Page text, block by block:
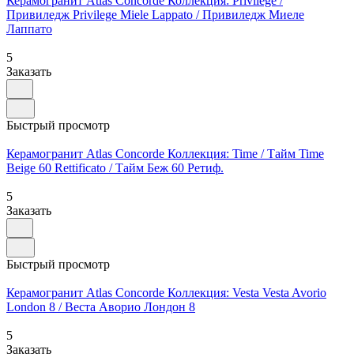
Привиледж Privilege Miele Lappato / Привиледж Миеле
Лаппато
5
Заказать
Быстрый просмотр
Керамогранит Atlas Concorde Коллекция: Time / Тайм Time
Beige 60 Rettificato / Тайм Беж 60 Ретиф.
5
Заказать
Быстрый просмотр
Керамогранит Atlas Concorde Коллекция: Vesta Vesta Avorio
London 8 / Веста Аворио Лондон 8
5
Заказать